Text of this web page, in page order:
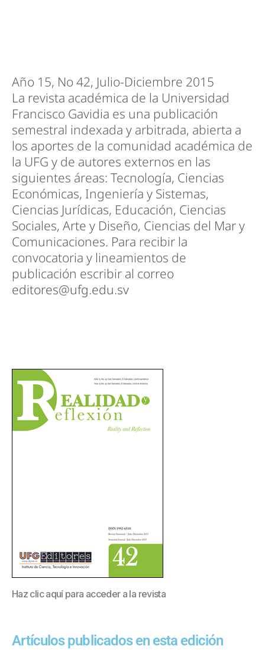
Año 15, No 42, Julio-Diciembre 2015
La revista académica de la Universidad
Francisco Gavidia es una publicación
semestral indexada y arbitrada, abierta a
los aportes de la comunidad académica de
la UFG y de autores externos en las
siguientes áreas: Tecnología, Ciencias
Económicas, Ingeniería y Sistemas,
Ciencias Jurídicas, Educación, Ciencias
Sociales, Arte y Diseño, Ciencias del Mar y
Comunicaciones. Para recibir la
convocatoria y lineamientos de
publicación escribir al correo
editores@ufg.edu.sv
Haz clic aquí para acceder a la revista
Artículos publicados en esta edición